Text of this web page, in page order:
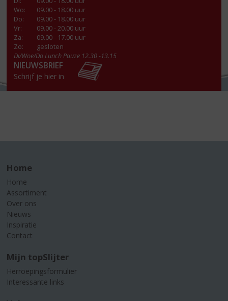
Wo:
09.00 - 18.00 uur
Do:
09.00 - 18.00 uur
Vr:
09.00 - 20.00 uur
Za:
09.00 - 17.00 uur
Zo:
gesloten
Di/Woe/Do Lunch Pauze 12.30 -13.15
NIEUWSBRIEF
Schrijf je hier in
Home
Home
Assortiment
Over ons
Nieuws
Inspiratie
Contact
Mijn topSlijter
Herroepingsformulier
Interessante links